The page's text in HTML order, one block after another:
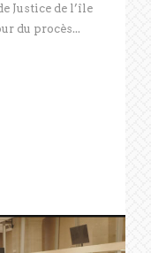
Justice de l’île
du procès...